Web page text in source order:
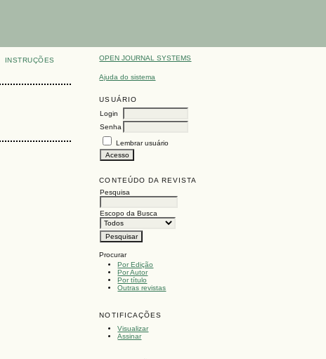
OPEN JOURNAL SYSTEMS
Ajuda do sistema
USUÁRIO
Login
Senha
Lembrar usuário
CONTEÚDO DA REVISTA
Pesquisa
Escopo da Busca
Procurar
Por Edição
Por Autor
Por título
Outras revistas
NOTIFICAÇÕES
Visualizar
Assinar
INSTRUÇÕES